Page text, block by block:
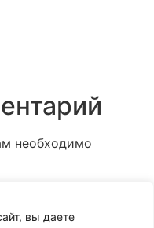
вы даете
необходимо